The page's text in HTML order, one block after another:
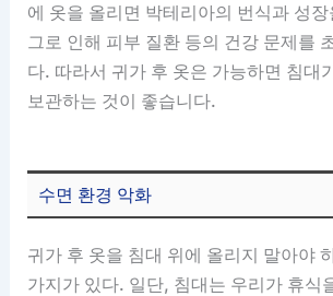
에 옷을 올리면 박테리아의 번식과 성
그로 인해 피부 질환 등의 건강 문제를
다. 따라서 귀가 후 옷은 가능하면 침대
보관하는 것이 좋습니다.
수면 환경 악화
귀가 후 옷을 침대 위에 올리지 말아야
가지가 있다. 일단, 침대는 우리가 휴식